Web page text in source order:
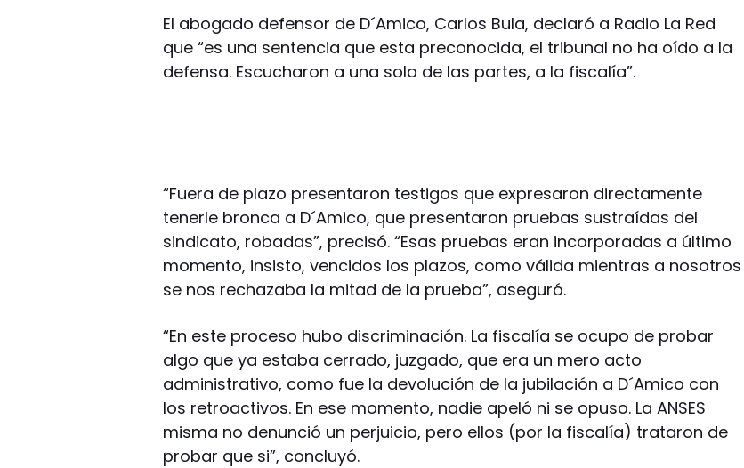
El abogado defensor de D´Amico, Carlos Bula, declaró a Radio La Red
que “es una sentencia que esta preconocida, el tribunal no ha oído a la
defensa. Escucharon a una sola de las partes, a la fiscalía”.
“Fuera de plazo presentaron testigos que expresaron directamente
tenerle bronca a D´Amico, que presentaron pruebas sustraídas del
sindicato, robadas”, precisó. “Esas pruebas eran incorporadas a último
momento, insisto, vencidos los plazos, como válida mientras a nosotros
se nos rechazaba la mitad de la prueba”, aseguró.
“En este proceso hubo discriminación. La fiscalía se ocupo de probar
algo que ya estaba cerrado, juzgado, que era un mero acto
administrativo, como fue la devolución de la jubilación a D´Amico con
los retroactivos. En ese momento, nadie apeló ni se opuso. La ANSES
misma no denunció un perjuicio, pero ellos (por la fiscalía) trataron de
probar que si”, concluyó.